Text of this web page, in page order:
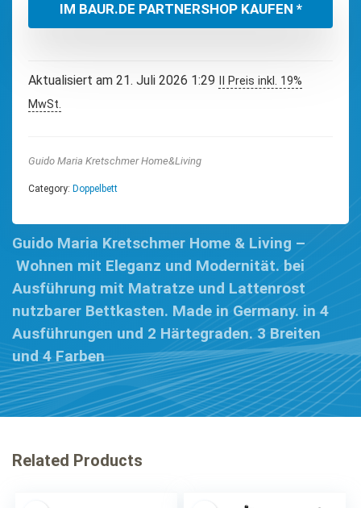
IM BAUR.DE PARTNERSHOP KAUFEN *
Aktualisiert am 21. Juli 2026 1:29
II Preis inkl. 19%
MwSt.
Guido Maria Kretschmer Home&Living
Category: Doppelbett
Guido Maria Kretschmer Home & Living –
Wohnen mit Eleganz und Modernität. bei
Ausführung mit Matratze und Lattenrost
nutzbarer Bettkasten. Made in Germany. in 4
Ausführungen und 2 Härtegraden. 3 Breiten
und 4 Farben
Related Products